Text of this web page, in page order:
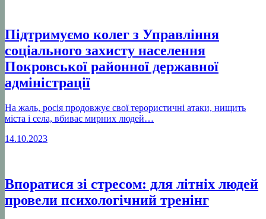
Підтримуємо колег з Управління
соціального захисту населення
Покровської районної державної
адміністрації
На жаль, росія продовжує свої терористичні атаки, нищить
міста і села, вбиває мирних людей…
14.10.2023
Впоратися зі стресом: для літніх людей
провели психологічний тренінг